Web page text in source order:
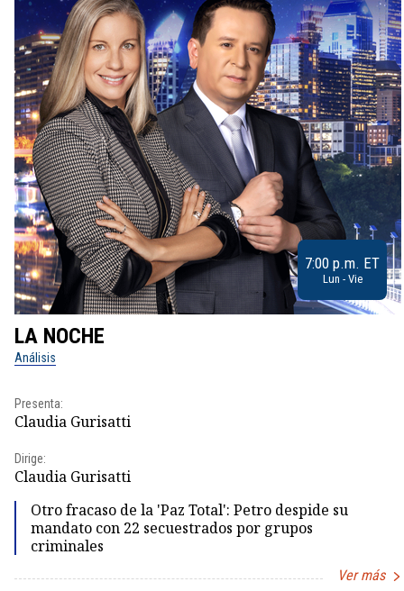
7:00 p.m. ET
Lun - Vie
LA NOCHE
Análisis
Presenta:
Claudia Gurisatti
Dirige:
Claudia Gurisatti
Otro fracaso de la 'Paz Total': Petro despide su
mandato con 22 secuestrados por grupos
criminales
Ver más